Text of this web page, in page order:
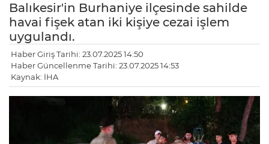
Balıkesir'in Burhaniye ilçesinde sahilde
havai fişek atan iki kişiye cezai işlem
uygulandı.
Haber Giriş Tarihi: 23.07.2025 14:50
Haber Güncellenme Tarihi: 23.07.2025 14:53
Kaynak: İHA